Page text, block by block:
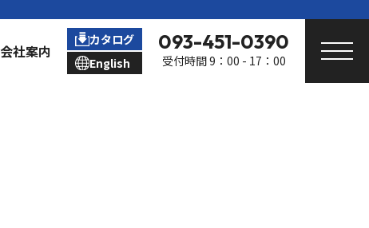
会社案内
カタログ
English
093-451-0390
受付時間 9：00 - 17：00